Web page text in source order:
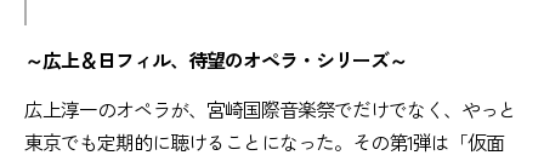
～広上＆日フィル、待望のオペラ・シリーズ～
広上淳一のオペラが、宮崎国際音楽祭でだけでなく、やっと
東京でも定期的に聴けることになった。その第1弾は「仮面